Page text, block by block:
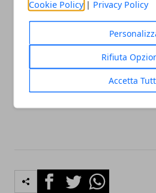
Cookie Policy | Privacy Policy
Rifiuta
Accetta
nel suo complesso. Investire
servizi offerti da un'agenzia
numerosi vantaggi, tra cui
normativa, una cultura della
una riduzione dei rischi e delle
FacebookTwitterWhatsapp